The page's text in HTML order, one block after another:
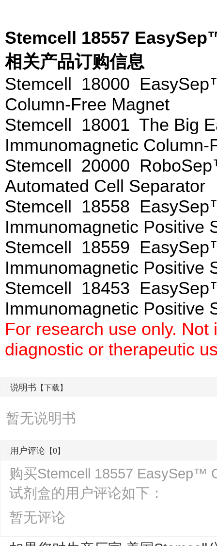
Stemcell 18557
相关产品订购信息
Stemcell 18000
Column-Free Magnet
Stemcell 18001 The Big
Immunomagnetic Column-
Stemcell 20000
Automated Cell Separator
Stemcell 18558
Immunomagnetic Positive
Stemcell 18559
Immunomagnetic Positive
Stemcell 18453
Immunomagnetic Positive
For research use only.
diagnostic or therapeutic
说明书 【下载】
暂无说明书
用户评论 【0】
购买Stemcell 18557 EasySep™
试剂盒的用户评论如下：
暂无评论